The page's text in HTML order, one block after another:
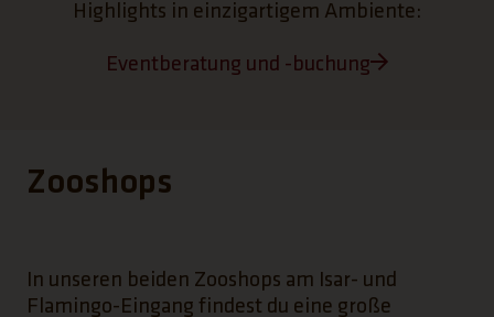
Highlights in einzigartigem Ambiente:
Eventberatung und -buchung
(Link öffnet einen neuen Tab)
Zooshops
In unseren beiden Zooshops am Isar- und
Flamingo-Eingang findest du eine große